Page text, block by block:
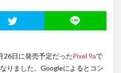
26日に発売予定だったPixel 9aで
りました。Googleによるとコン